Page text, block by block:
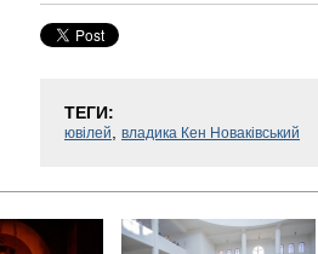
ТЕГИ:
ювілей, владика Кен Новаківський